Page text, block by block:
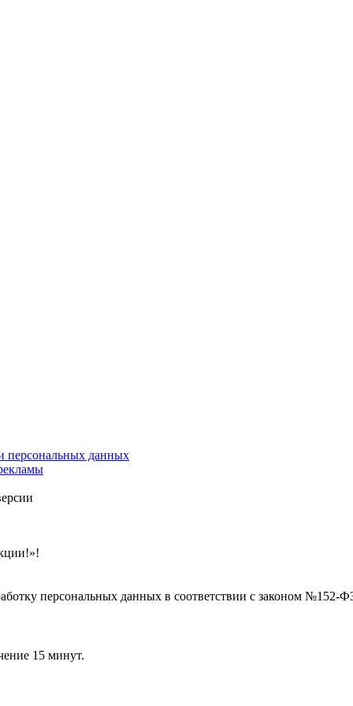
персональных данных
персональных данных в соответствии с законом
15 минут.